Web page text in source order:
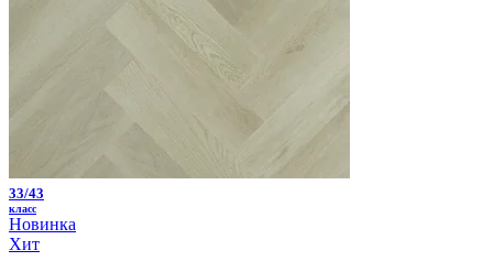
33/43
класс
Новинка
Хит